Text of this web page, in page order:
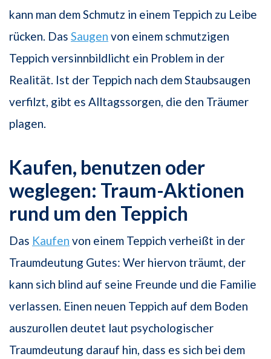
kann man dem Schmutz in einem Teppich zu Leibe
rücken. Das Saugen von einem schmutzigen
Teppich versinnbildlicht ein Problem in der
Realität. Ist der Teppich nach dem Staubsaugen
verfilzt, gibt es Alltagssorgen, die den Träumer
plagen.
Kaufen, benutzen oder
weglegen: Traum-Aktionen
rund um den Teppich
Das Kaufen von einem Teppich verheißt in der
Traumdeutung Gutes: Wer hiervon träumt, der
kann sich blind auf seine Freunde und die Familie
verlassen. Einen neuen Teppich auf dem Boden
auszurollen deutet laut psychologischer
Traumdeutung darauf hin, dass es sich bei dem